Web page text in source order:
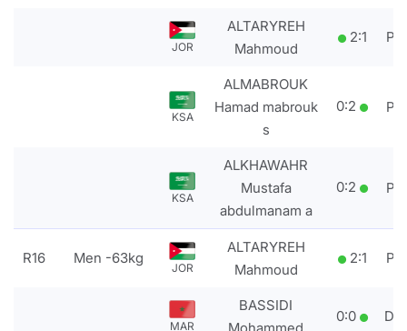
JOR
ALTARYREH
Mahmoud
2:1
KSA
ALMABROUK
Hamad mabrouk
s
0:2
KSA
ALKHAWAHR
Mustafa
abdulmanam a
0:2
R16 Men -63kg
JOR
ALTARYREH
Mahmoud
2:1
MAR
BASSIDI
0:0